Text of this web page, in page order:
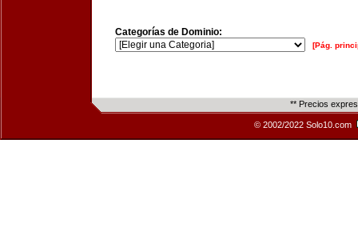
Categorías de Dominio:
[Pág.
** Precios
© 2002/2022 Solo10.com